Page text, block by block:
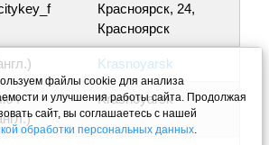
Красноярск, 24,
Красноярск
Krasnoyarsk
Krasnoyarsk
файлы cookie для анализа
и улучшения работы сайта. Продолжая
сайт, вы соглашаетесь с нашей
обработки персональных данных.